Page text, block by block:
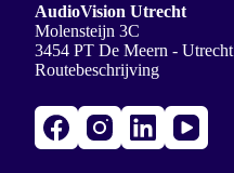
AudioVision Utrecht
Molensteijn 3C
3454 PT De Meern - Utrecht
Routebeschrijving